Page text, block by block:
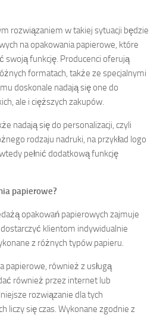
rozwiązaniem w takiej sytuacji będzie
na opakowania papierowe, które
swoją funkcję. Producenci oferują
formatach, także ze specjalnymi
doskonale nadają się one do
ale i cięższych zakupów.
nadają się do personalizacji, czyli
rodzaju nadruki, na przykład logo
pełnić dodatkową funkcję
papierowe?
opakowań papierowych zajmuje
klientom indywidualnie
z różnych typów papieru.
papierowe, również z usługą
również przez internet lub
rozwiązanie dla tych
liczy się czas. Wykonane zgodnie z